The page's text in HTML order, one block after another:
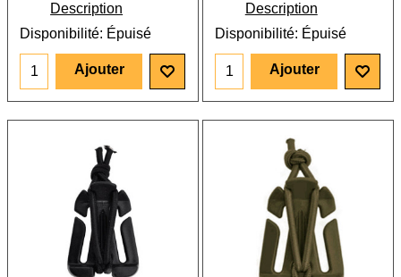
Description
Disponibilité: Épuisé
Ajouter
Description
Disponibilité: Épuisé
Ajouter